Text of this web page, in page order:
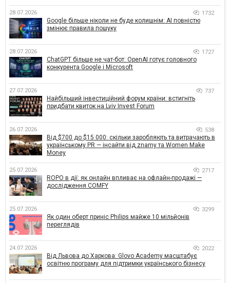
28.07.2026 1732
Google більше ніколи не буде колишнім: AI повністю
змінює правила пошуку
28.07.2026 1727
ChatGPT більше не чат-бот: OpenAI готує головного
конкурента Google і Microsoft
27.07.2026 737
Найбільший інвестиційний форум країни: встигніть
придбати квиток на Lviv Invest Forum
26.07.2026 538
Від $700 до $15 000: скільки заробляють та витрачають в
українському PR — інсайти від znamy та Women Make
Money
25.07.2026 2717
ROPO в дії: як онлайн впливає на офлайн-продажі —
дослідження COMFY
25.07.2026 3299
Як один оберт приніс Philips майже 10 мільйонів
переглядів
24.07.2026 2022
Від Львова до Харкова: Glovo Academy масштабує
освітню програму для підтримки українського бізнесу